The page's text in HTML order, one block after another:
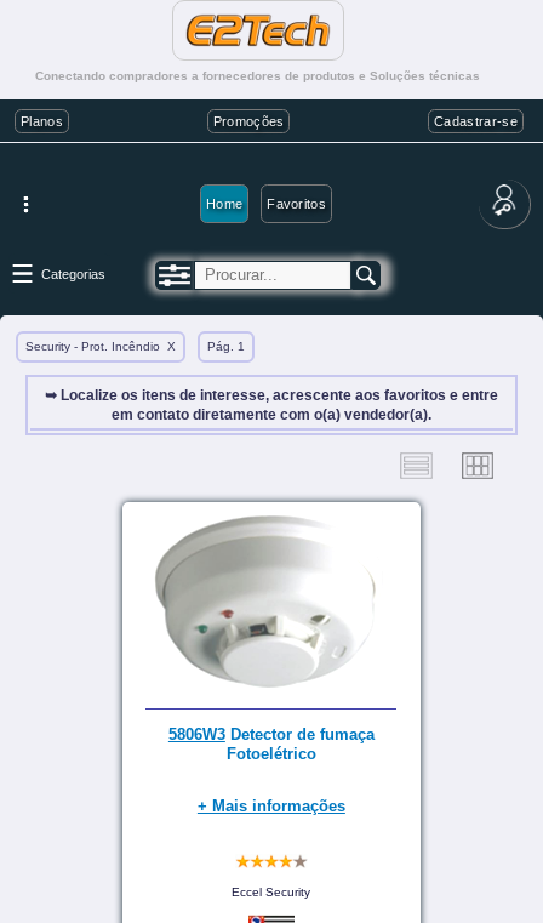
Conectando compradores a fornecedores de produtos e Soluções técnicas
Planos Promoções Cadastrar-se
Home Favoritos
Categorias
Security - Prot. Incêndio X Pág. 1
➥ Localize os itens de interesse, acrescente aos favoritos e entre
em contato diretamente com o(a) vendedor(a).
5806W3Detector de fumaça
Fotoelétrico
+ Mais informações
Eccel Security